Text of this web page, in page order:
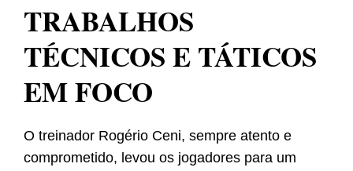
TRABALHOS
TÉCNICOS E TÁTICOS
EM FOCO
O treinador Rogério Ceni, sempre atento e
comprometido, levou os jogadores para um